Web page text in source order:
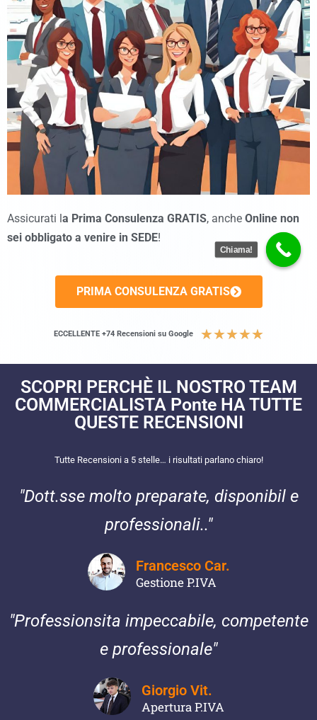
Assicurati la Prima Consulenza GRATIS, anche Online non
sei obbligato a venire in SEDE!
PRIMA CONSULENZA GRATIS
ECCELLENTE +74 Recensioni su Google ★★★★★
SCOPRI PERCHÈ IL NOSTRO TEAM
COMMERCIALISTA Ponte HA TUTTE
QUESTE RECENSIONI​
Tutte Recensioni a 5 stelle… i risultati parlano chiaro!
"Dott.sse molto preparate, disponibil e
professionali.."
Francesco Car.
Gestione P.IVA
"Professionsita impeccabile, competente
e professionale"
Giorgio Vit.
Apertura P.IVA
Chiama!